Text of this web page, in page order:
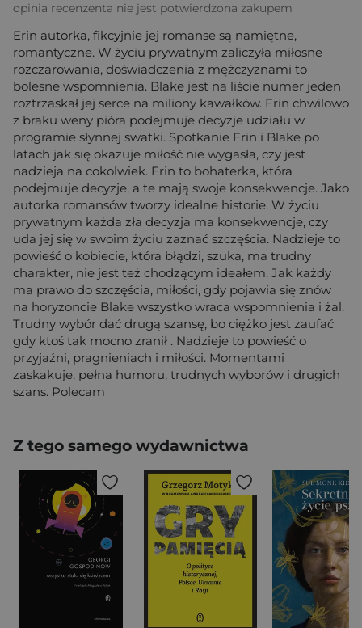
opinia recenzenta nie jest potwierdzona zakupem
Erin autorka, fikcyjnie jej romanse są namiętne,
romantyczne. W życiu prywatnym zaliczyła miłosne
rozczarowania, doświadczenia z mężczyznami to
bolesne wspomnienia. Blake jest na liście numer jeden
roztrzaskał jej serce na miliony kawałków. Erin chwilowo
z braku weny pióra podejmuje decyzje udziału w
programie słynnej swatki. Spotkanie Erin i Blake po
latach jak się okazuje miłość nie wygasła, czy jest
nadzieja na cokolwiek. Erin to bohaterka, która
podejmuje decyzje, a te mają swoje konsekwencje. Jako
autorka romansów tworzy idealne historie. W życiu
prywatnym każda zła decyzja ma konsekwencje, czy
uda jej się w swoim życiu zaznać szczęścia. Nadzieje to
powieść o kobiecie, która błądzi, szuka, ma trudny
charakter, nie jest też chodzącym ideałem. Jak każdy
ma prawo do szczęścia, miłości, gdy pojawia się znów
na horyzoncie Blake wszystko wraca wspomnienia i żal.
Trudny wybór dać drugą szansę, bo ciężko jest zaufać
gdy ktoś tak mocno zranił . Nadzieje to powieść o
przyjaźni, pragnieniach i miłości. Momentami
zaskakuje, pełna humoru, trudnych wyborów i drugich
szans. Polecam
Z tego samego wydawnictwa